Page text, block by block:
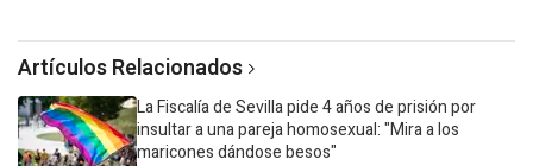
Artículos Relacionados
La Fiscalía de Sevilla pide 4 años de prisión por
insultar a una pareja homosexual: "Mira a los
maricones dándose besos"